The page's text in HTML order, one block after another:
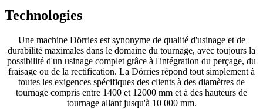
Technologies
Une machine Dörries est synonyme de qualité d'usinage et de
durabilité maximales dans le domaine du tournage, avec toujours la
possibilité d'un usinage complet grâce à l'intégration du perçage, du
fraisage ou de la rectification. La Dörries répond tout simplement à
toutes les exigences spécifiques des clients à des diamètres de
tournage compris entre 1400 et 12000 mm et à des hauteurs de
tournage allant jusqu'à 10 000 mm.